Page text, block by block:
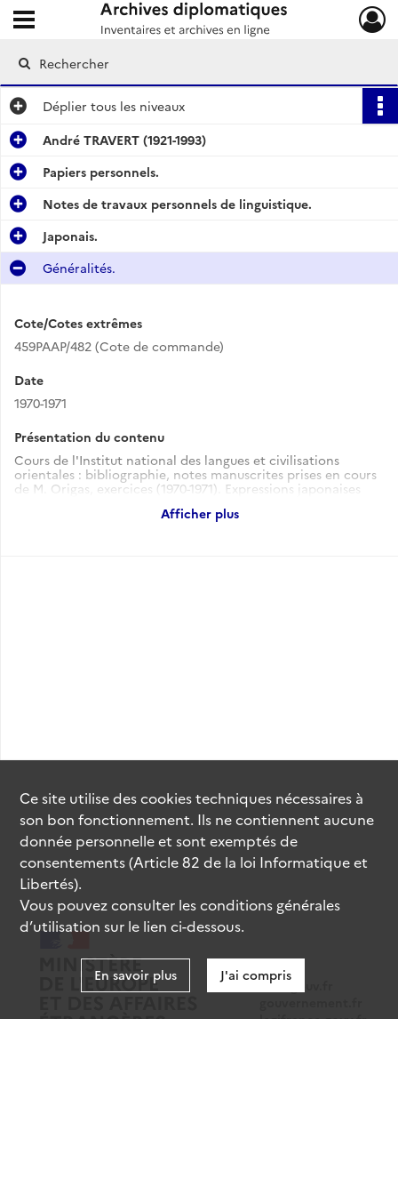
Archives diplomatiques
Ouvrir le menu déroulant
Déplier tous les niveaux
André TRAVERT (1921-1993)
Papiers personnels.
Notes de travaux personnels de linguistique.
Japonais.
Généralités.
Cote/Cotes extrêmes
459PAAP/482 (Cote de commande)
Date
1970-1971
Présentation du contenu
Cours de l'Institut national des langues et civilisations
orientales : bibliographie, notes manuscrites prises en cours
de M. Origas, exercices (1970-1971). Expressions japonaises
(s.d.). Vocabulaire japonais avec écriture romanisée et
Afficher plus
data.gouv.fr
legifrance.gouv.fr
Ce site utilise descookiestechniques nécessaires à
son bon fonctionnement. Ils ne contiennent aucune
donnée personnelle et sont exemptés de
consentements (Article 82 de la loi Informatique et
Libertés).
Vous pouvez consulter les conditions générales
d’utilisation sur le lien ci-dessous.
En savoir plus J'ai compris